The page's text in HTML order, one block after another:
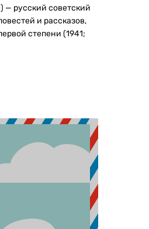
— русский советский
и рассказов,
степени (1941;